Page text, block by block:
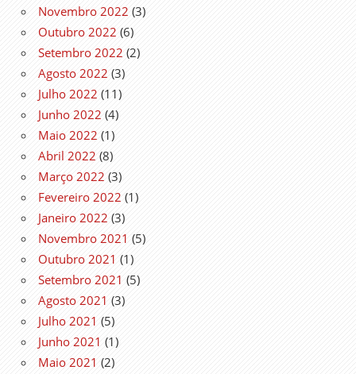
Novembro 2022 (3)
Outubro 2022 (6)
Setembro 2022 (2)
Agosto 2022 (3)
Julho 2022 (11)
Junho 2022 (4)
Maio 2022 (1)
Abril 2022 (8)
Março 2022 (3)
Fevereiro 2022 (1)
Janeiro 2022 (3)
Novembro 2021 (5)
Outubro 2021 (1)
Setembro 2021 (5)
Agosto 2021 (3)
Julho 2021 (5)
Junho 2021 (1)
Maio 2021 (2)